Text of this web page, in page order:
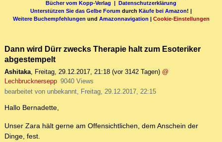
Bücher vom Kopp-Verlag | Datenschutzerklärung
Unterstützen Sie das Gelbe Forum durch Käufe bei Amazon! |
Weitere Buchempfehlungen und Amazonnavigation | Cookie-Einstellungen
Dann wird Dürr zwecks Therapie halt zum Esoteriker
abgestempelt
Ashitaka, Freitag, 29.12.2017, 21:18 (vor 3142 Tagen) @
Lechbrucknersepp 9040 Views
bearbeitet von unbekannt, Freitag, 29.12.2017, 22:15
Hallo Bernadette,
Unser Zara hält gerne am Offensichtlichen, dem Anschein der
Dinge, fest.